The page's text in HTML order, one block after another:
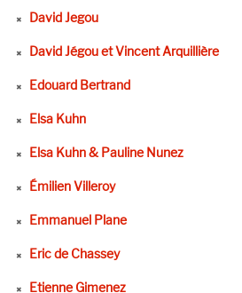
David Jegou
David Jégou et Vincent Arquillière
Edouard Bertrand
Elsa Kuhn
Elsa Kuhn & Pauline Nunez
Émilien Villeroy
Emmanuel Plane
Eric de Chassey
Etienne Gimenez